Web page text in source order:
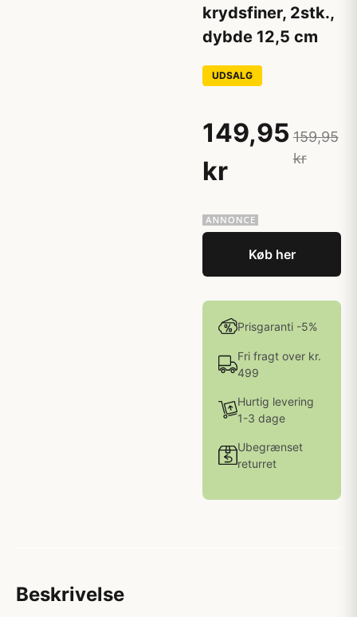
krydsfiner, 2stk.,
dybde 12,5 cm
UDSALG
149,95
kr
159,95
kr
Køb her
Prisgaranti -5%
Fri fragt over kr.
499
Hurtig levering
1-3 dage
Ubegrænset
returret
Beskrivelse